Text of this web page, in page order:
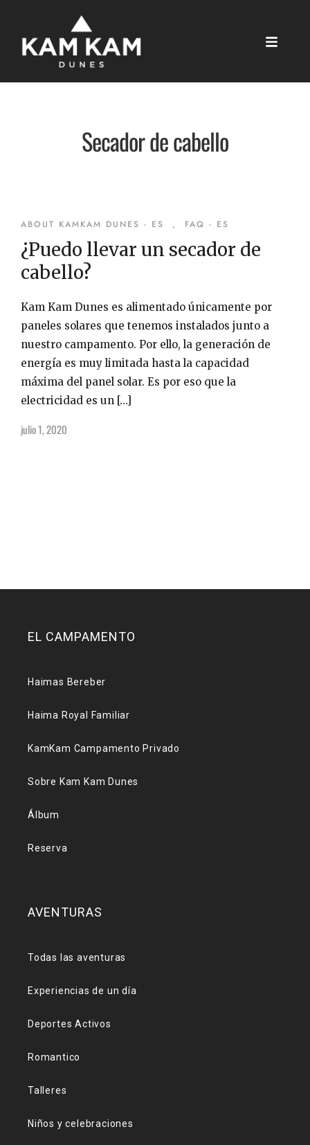
Secador de cabello
ABOUT KAMKAM DUNES - ES , FAQ - ES
¿Puedo llevar un secador de
cabello?
Kam Kam Dunes es alimentado únicamente por
paneles solares que tenemos instalados junto a
nuestro campamento. Por ello, la generación de
energía es muy limitada hasta la capacidad
máxima del panel solar. Es por eso que la
electricidad es un […]
julio 1, 2020
EL CAMPAMENTO
Haimas Bereber
Haima Royal Familiar
KamKam Campamento Privado
Sobre Kam Kam Dunes
Álbum
Reserva
AVENTURAS
Todas las aventuras
Experiencias de un día
Deportes Activos
Romantico
Talleres
Niños y celebraciones